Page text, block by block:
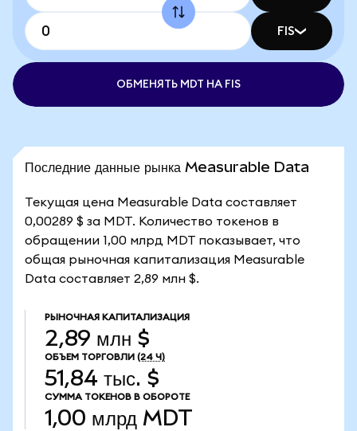
FIS
ОБМЕНЯТЬ MDT НА FIS
Последние данные рынка Measurable Data
Текущая цена Measurable Data составляет
0,00289 $ за MDT. Количество токенов в
обращении 1,00 млрд MDT показывает, что
общая рыночная капитализация Measurable
Data составляет 2,89 млн $.
РЫНОЧНАЯ КАПИТАЛИЗАЦИЯ
2,89 млн $
ОБЪЕМ ТОРГОВЛИ (24 Ч)
51,84 тыс. $
СУММА ТОКЕНОВ В ОБОРОТЕ
1,00 млрд MDT